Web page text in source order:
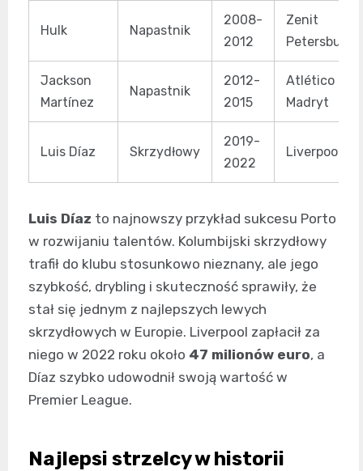
Hulk Napastnik
2008-
2012
Zenit
Petersburg
Jackson
Martínez
Napastnik
2012-
2015
Atlético
Madryt
Luis Díaz Skrzydłowy
2019-
2022
Liverpool
Luis Díaz to najnowszy przykład sukcesu Porto
w rozwijaniu talentów. Kolumbijski skrzydłowy
trafił do klubu stosunkowo nieznany, ale jego
szybkość, drybling i skuteczność sprawiły, że
stał się jednym z najlepszych lewych
skrzydłowych w Europie. Liverpool zapłacił za
niego w 2022 roku około 47 milionów euro, a
Díaz szybko udowodnił swoją wartość w
Premier League.
Najlepsi strzelcy w historii